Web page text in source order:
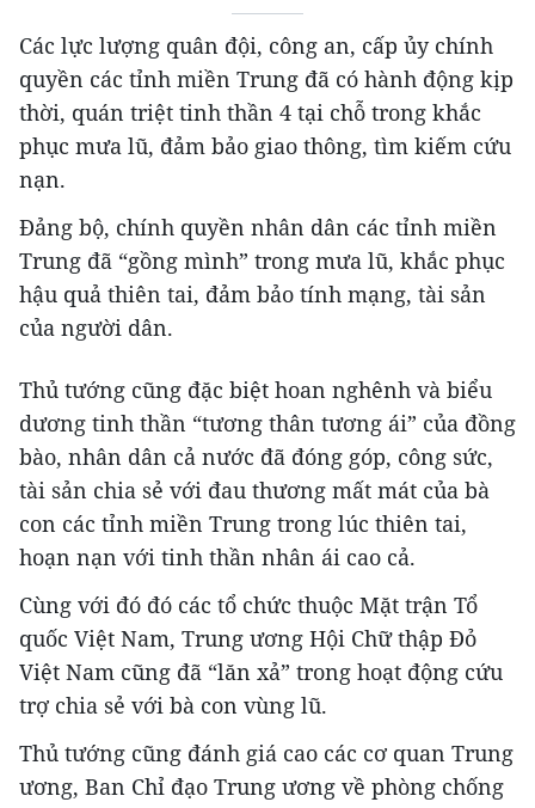
Các lực lượng quân đội, công an, cấp ủy chính
quyền các tỉnh miền Trung đã có hành động kịp
thời, quán triệt tinh thần 4 tại chỗ trong khắc
phục mưa lũ, đảm bảo giao thông, tìm kiếm cứu
nạn.
Đảng bộ, chính quyền nhân dân các tỉnh miền
Trung đã “gồng mình” trong mưa lũ, khắc phục
hậu quả thiên tai, đảm bảo tính mạng, tài sản
của người dân.
Thủ tướng cũng đặc biệt hoan nghênh và biểu
dương tinh thần “tương thân tương ái” của đồng
bào, nhân dân cả nước đã đóng góp, công sức,
tài sản chia sẻ với đau thương mất mát của bà
con các tỉnh miền Trung trong lúc thiên tai,
hoạn nạn với tinh thần nhân ái cao cả.
Cùng với đó đó các tổ chức thuộc Mặt trận Tổ
quốc Việt Nam, Trung ương Hội Chữ thập Đỏ
Việt Nam cũng đã “lăn xả” trong hoạt động cứu
trợ chia sẻ với bà con vùng lũ.
Thủ tướng cũng đánh giá cao các cơ quan Trung
ương, Ban Chỉ đạo Trung ương về phòng chống